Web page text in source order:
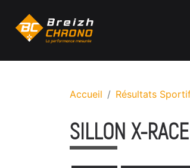
Accueil Résultats
SILLON X-